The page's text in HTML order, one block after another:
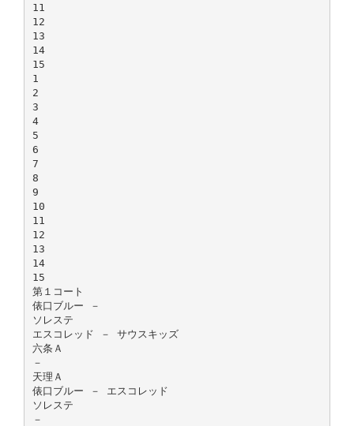
11
12
13
14
15
1
2
3
4
5
6
7
8
9
10
11
12
13
14
15
第１コート
俵口ブルー －
ソレステ
エスコレッド － サウスキッズ
六条Ａ
－
天理Ａ
俵口ブルー － エスコレッド
ソレステ
－